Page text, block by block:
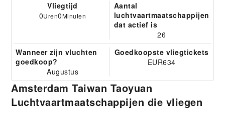
Vliegtijd
0Uren0Minuten
Aantal
luchtvaartmaatschappijen
dat actief is
26
Wanneer zijn vluchten
goedkoop?
Augustus
Goedkoopste vliegtickets
EUR634
Amsterdam Taiwan Taoyuan
Luchtvaartmaatschappijen die vliegen